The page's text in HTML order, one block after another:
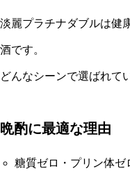
淡麗プラチナダブルは健
酒です。
どんなシーンで選ばれて
晩酌に最適な理由
糖質ゼロ・プリン体